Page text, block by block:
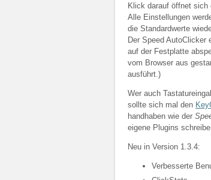
Klick darauf öffnet sich
Alle Einstellungen
die Standardwerte
Der Speed AutoClicker
auf der Festplatte
vom Browser aus
ausführt.)
Wer auch
sollte sich mal den
handhaben wie der
eigene Plugins
Neu in Version 1.3.4:
Verbesserte